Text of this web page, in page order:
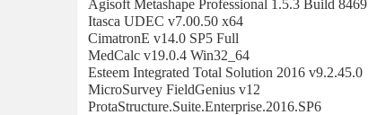
Agisoft Metashape Professional 1.5.3 Build 8469
Itasca UDEC v7.00.50 x64
CimatronE v14.0 SP5 Full
MedCalc v19.0.4 Win32_64
Esteem Integrated Total Solution 2016 v9.2.45.0
MicroSurvey FieldGenius v12
ProtaStructure.Suite.Enterprise.2016.SP6